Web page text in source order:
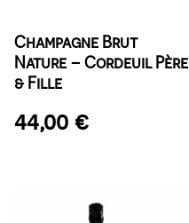
Champagne Brut
Nature – Cordeuil Père
& Fille
44,00 €